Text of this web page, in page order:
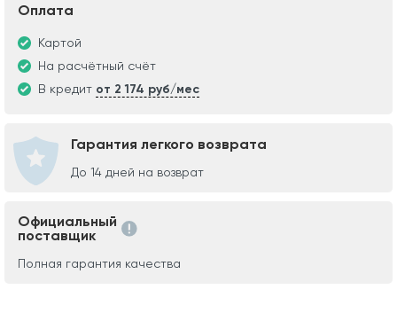
Оплата
Картой
На расчётный счёт
В кредит от 2 174 руб/мес
Гарантия легкого возврата
До 14 дней на возврат
Официальный
поставщик
Полная гарантия качества